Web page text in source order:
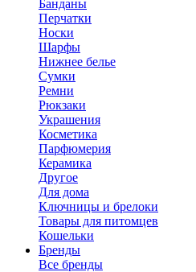
Банданы
Перчатки
Носки
Шарфы
Нижнее белье
Сумки
Ремни
Рюкзаки
Украшения
Косметика
Парфюмерия
Керамика
Другое
Для дома
Ключницы и брелоки
Товары для питомцев
Кошельки
Бренды
Все бренды